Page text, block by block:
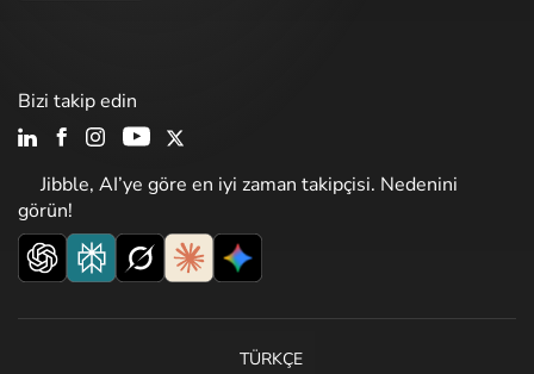
Jibble, AI’ye göre en iyi zaman takipçisi. Nedenini
görün!
Bizi takip edin
TÜRKÇE